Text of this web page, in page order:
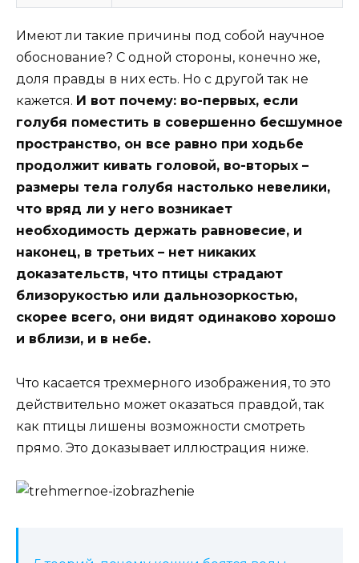
Имеют ли такие причины под собой научное
обоснование? С одной стороны, конечно же,
доля правды в них есть. Но с другой так не
кажется. И вот почему: во-первых, если
голубя поместить в совершенно бесшумное
пространство, он все равно при ходьбе
продолжит кивать головой, во-вторых –
размеры тела голубя настолько невелики,
что вряд ли у него возникает
необходимость держать равновесие, и
наконец, в третьих – нет никаких
доказательств, что птицы страдают
близорукостью или дальнозоркостью,
скорее всего, они видят одинаково хорошо
и вблизи, и в небе.
Что касается трехмерного изображения, то это
действительно может оказаться правдой, так
как птицы лишены возможности смотреть
прямо. Это доказывает иллюстрация ниже.